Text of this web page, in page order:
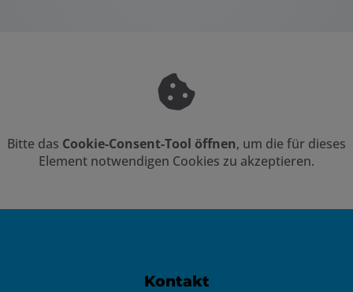
Bitte das Cookie-Consent-Tool öffnen, um die für dieses
Element notwendigen Cookies zu akzeptieren.
Kontakt